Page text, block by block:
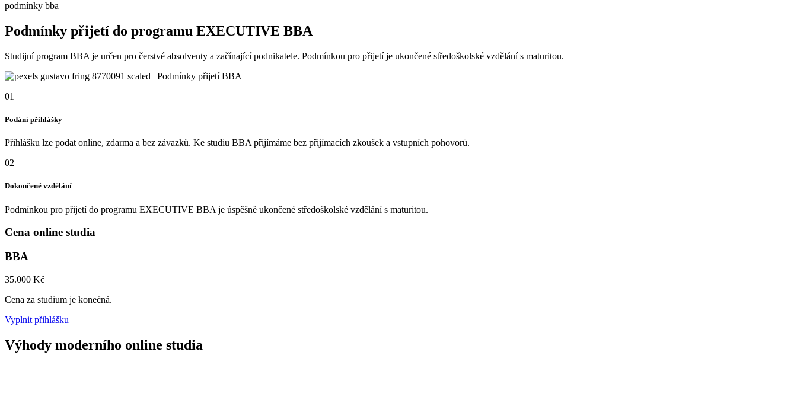
podmínky bba
Podmínky přijetí do programu EXECUTIVE BBA
Studijní program BBA je určen pro čerstvé absolventy a začínající podnikatele. Podmínkou pro přijetí je ukončené středoškolské vzdělání s maturitou.
01
Podání přihlášky
Přihlášku lze podat online, zdarma a bez závazků. Ke studiu BBA přijímáme bez přijímacích zkoušek a vstupních pohovorů.
02
Dokončené vzdělání
Podmínkou pro přijetí do programu EXECUTIVE BBA je úspěšně ukončené středoškolské vzdělání s maturitou.
Cena online studia
BBA
35.000 Kč
Cena za studium je konečná.
Vyplnit přihlášku
Výhody moderního online studia